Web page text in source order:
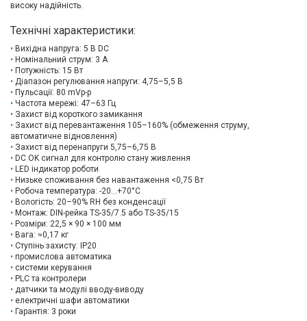
високу надійність.
Технічні характеристики:
Вихідна напруга: 5 В DC
Номінальний струм: 3 А
Потужність: 15 Вт
Діапазон регулювання напруги: 4,75–5,5 В
Пульсації: 80 mVp-p
Частота мережі: 47–63 Гц
Захист від короткого замикання
Захист від перевантаження 105–160% (обмеження струму,
автоматичне відновлення)
Захист від перенапруги 5,75–6,75 В
DC OK сигнал для контролю стану живлення
LED індикатор роботи
Низьке споживання без навантаження <0,75 Вт
Робоча температура: -20…+70°C
Вологість: 20–90% RH без конденсації
Монтаж: DIN-рейка TS-35/7.5 або TS-35/15
Розміри: 22,5 × 90 × 100 мм
Вага: ≈0,17 кг
Ступінь захисту: IP20
промислова автоматика
системи керування
PLC та контролери
датчики та модулі вводу-виводу
електричні шафи автоматики
Гарантія: 3 роки